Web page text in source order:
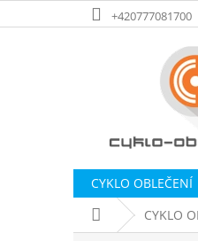
na
+420777081700
CYKLO OBLEČENÍ
Domů CYKLO